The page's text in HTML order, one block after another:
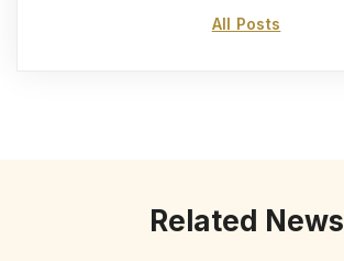
All Posts
Related News